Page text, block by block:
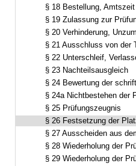
§ 18 Bestellung, Amtszeit
§ 19 Zulassung zur
§ 20 Verhinderung,
§ 21 Ausschluss von der
§ 22 Unterschleif, Verlassen des
§ 23 Nachteilsausgleich
§ 24 Bewertung der
§ 24a Nichtbestehen der
§ 25 Prüfungszeugnis
§ 26 Festsetzung der
§ 27 Ausscheiden aus
§ 28 Wiederholung der
§ 29 Wiederholung der